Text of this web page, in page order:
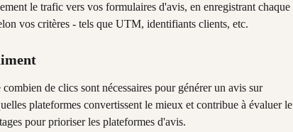
le trafic vers vos formulaires d'avis, en enregistrant chaque
vos critères - tels que UTM, identifiants clients, etc.
de clics sont nécessaires pour générer un avis sur
plateformes convertissent le mieux et contribue à évaluer le
pour prioriser les plateformes d'avis.